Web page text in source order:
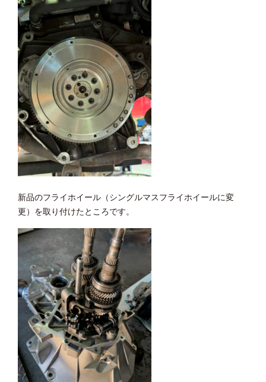
新品のフライホイール（シングルマスフライホイールに変
更）を取り付けたところです。